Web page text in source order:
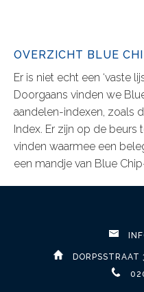
OVERZICHT BLUE
Er is niet echt een ‘vaste
Doorgaans vinden we
aandelen-indexen, zoals
Index. Er zijn op de beurs
vinden waarmee een
een mandje van Blue